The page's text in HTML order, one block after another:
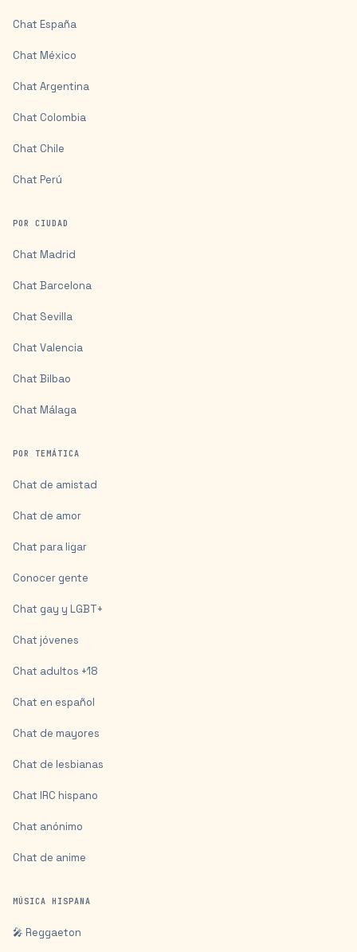
Chat España
Chat México
Chat Argentina
Chat Colombia
Chat Chile
Chat Perú
POR CIUDAD
Chat Madrid
Chat Barcelona
Chat Sevilla
Chat Valencia
Chat Bilbao
Chat Málaga
POR TEMÁTICA
Chat de amistad
Chat de amor
Chat para ligar
Conocer gente
Chat gay y LGBT+
Chat jóvenes
Chat adultos +18
Chat en español
Chat de mayores
Chat de lesbianas
Chat IRC hispano
Chat anónimo
Chat de anime
MÚSICA HISPANA
🎤 Reggaeton